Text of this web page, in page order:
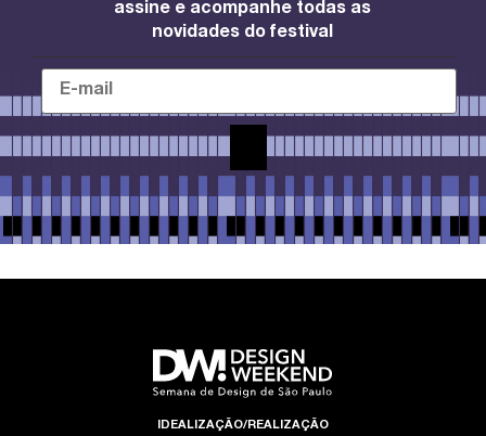
assine e acompanhe todas as
novidades do festival
IDEALIZAÇÃO/REALIZAÇÃO